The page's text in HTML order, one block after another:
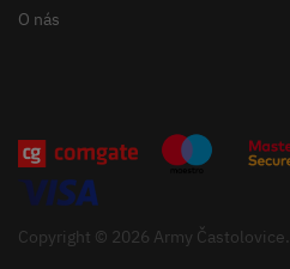
O nás
Copyright © 2026 Army Častolovice.